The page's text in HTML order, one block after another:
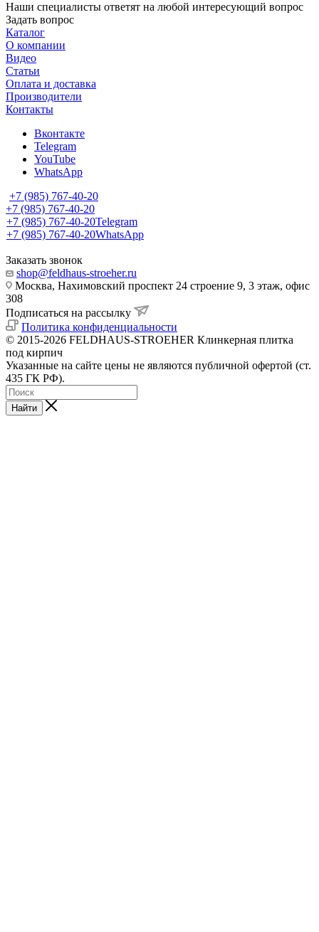
Наши специалисты ответят на любой интересующий вопрос
Задать вопрос
Каталог
О компании
Видео
Статьи
Оплата и доставка
Производители
Контакты
Вконтакте
Telegram
YouTube
WhatsApp
+7 (985) 767-40-20
+7 (985) 767-40-20
+7 (985) 767-40-20Telegram
+7 (985) 767-40-20WhatsApp
Заказать звонок
shop@feldhaus-stroeher.ru
Москва, Нахимовский проспект 24 строение 9, 3 этаж, офис
308
Подписаться на рассылку
Политика конфиденциальности
© 2015-2026 FELDHAUS-STROEHER Клинкерная плитка
под кирпич
Указанные на сайте цены не являются публичной офертой (ст.
435 ГК РФ).
Найти